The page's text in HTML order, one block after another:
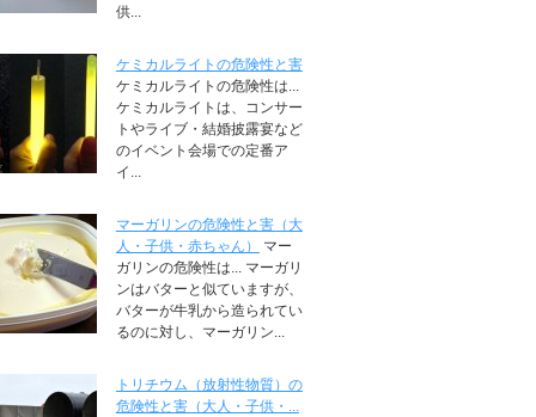
供...
ケミカルライトの危険性と害
ケミカルライトの危険性は...
ケミカルライトは、コンサー
トやライブ・結婚披露宴など
のイベント会場での定番ア
イ...
マーガリンの危険性と害（大
人・子供・赤ちゃん）
マー
ガリンの危険性は... マーガリ
ンはバターと似ていますが、
バターが牛乳から造られてい
るのに対し、マーガリン...
トリチウム（放射性物質）の
危険性と害（大人・子供・...